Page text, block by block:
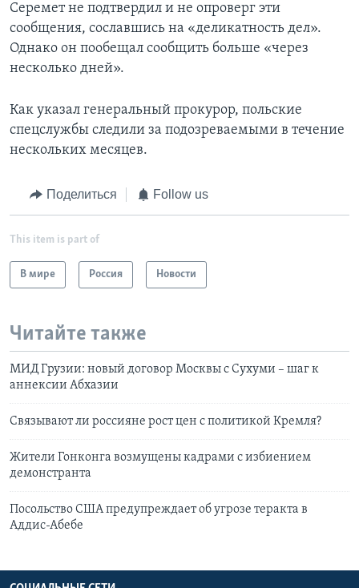
Серемет не подтвердил и не опроверг эти
сообщения, сославшись на «деликатность дел».
Однако он пообещал сообщить больше «через
несколько дней».
Как указал генеральный прокурор, польские
спецслужбы следили за подозреваемыми в течение
нескольких месяцев.
Поделиться Follow us
This item is part of
В мире Россия Новости
Читайте также
МИД Грузии: новый договор Москвы с Сухуми – шаг к
аннексии Абхазии
Связывают ли россияне рост цен с политикой Кремля?
Жители Гонконга возмущены кадрами с избиением
демонстранта
Посольство США предупреждает об угрозе теракта в
Аддис-Абебе